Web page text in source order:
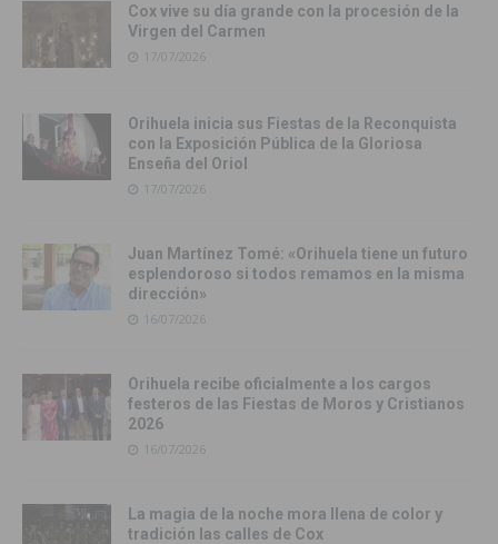
Cox vive su día grande con la procesión de la
Virgen del Carmen
17/07/2026
Orihuela inicia sus Fiestas de la Reconquista
con la Exposición Pública de la Gloriosa
Enseña del Oriol
17/07/2026
Juan Martínez Tomé: «Orihuela tiene un futuro
esplendoroso si todos remamos en la misma
dirección»
16/07/2026
Orihuela recibe oficialmente a los cargos
festeros de las Fiestas de Moros y Cristianos
2026
16/07/2026
La magia de la noche mora llena de color y
tradición las calles de Cox